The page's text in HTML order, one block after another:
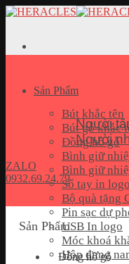
Skip
Sản Phẩm
Bút khắc tên
Bút gỗ khắc
Đồng hồ gỗ
Bình giữ
Bình giữ
Sổ tay in logo
Bộ quà tặng
Pin sạc dự
USB In logo
Móc khoá
Hộp đựng
Người
Người
ZALO
0932.69.24.79
Sản Phẩm
Đồng hồ gỗ